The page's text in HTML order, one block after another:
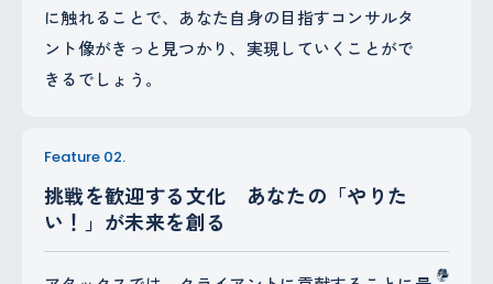
に触れることで、あなた自身の目指すコンサルタ
ント像がきっと見つかり、実現していくことがで
きるでしょう。
Feature 02.
挑戦を歓迎する文化 あなたの「やりた
い！」が未来を創る